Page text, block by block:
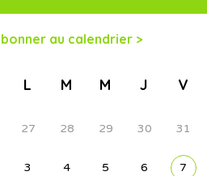
au calendrier >
L M M J V
27 28 29 30 31
3 4 5 6 7